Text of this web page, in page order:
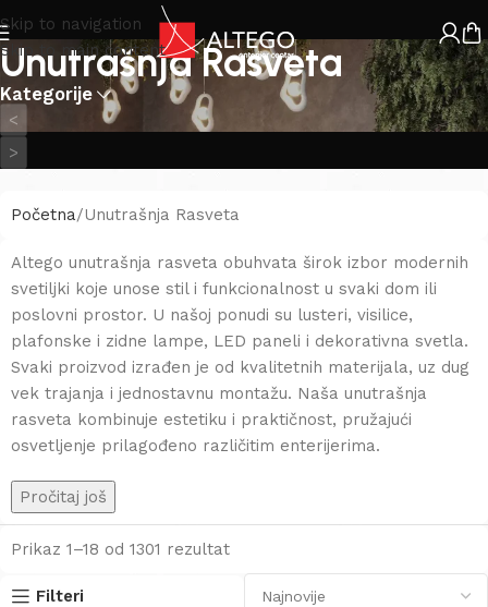
Skip to navigation
Skip to main content
Unutrašnja Rasveta
Kategorije
<
>
Početna Unutrašnja Rasveta
Altego unutrašnja rasveta obuhvata širok izbor modernih
svetiljki koje unose stil i funkcionalnost u svaki dom ili
poslovni prostor. U našoj ponudi su lusteri, visilice,
plafonske i zidne lampe, LED paneli i dekorativna svetla.
Svaki proizvod izrađen je od kvalitetnih materijala, uz dug
vek trajanja i jednostavnu montažu. Naša unutrašnja
rasveta kombinuje estetiku i praktičnost, pružajući
osvetljenje prilagođeno različitim enterijerima.
Pročitaj još
Prikaz 1–18 od 1301 rezultat
Filteri